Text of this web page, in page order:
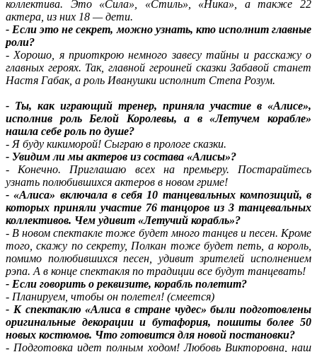
коллектива. Это «Сила», «Стиль», «Ника», а также 22
актера, из них 18 — дети.
- Если это не секрет, можно узнать, кто исполнит главные
роли?
- Хорошо, я приоткрою немного завесу тайны и расскажу о
главных героях. Так, главной героиней сказки Забавой станет
Настя Габак, а роль Иванушки исполнит Степа Розум.
- Ты, как играющий тренер, приняла участие в «Алисе»,
исполнив роль Белой Королевы, а в «Летучем корабле»
нашла себе роль по душе?
- Я буду кикиморой! Сыграю в прологе сказки.
- Увидим ли мы актеров из состава «Алисы»?
- Конечно. Приглашаю всех на премьеру. Постарайтесь
узнать полюбившихся актеров в новом гриме!
- «Алиса» включала в себя 10 танцевальных композиций, в
которых приняли участие 76 танцоров из 3 танцевальных
коллективов. Чем удивит «Летучий корабль»?
- В новом спектакле тоже будет много танцев и песен. Кроме
того, скажу по секрету, Полкан тоже будет петь, а король,
помимо полюбившихся песен, удивит зрителей исполнением
рэпа. А в конце спектакля по традиции все будут танцевать!
- Если говорить о реквизите, корабль полетит?
- Планируем, чтобы он полетел! (смеется)
- К спектаклю «Алиса в стране чудес» были подготовлены
оригинальные декорации и бутафория, пошиты более 50
новых костюмов. Что готовится для новой постановки?
- Подготовка идет полным ходом! Любовь Викторовна, наш